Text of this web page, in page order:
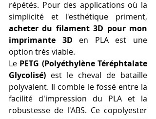
répétés. Pour des applications où la
acheter du filament 3D pour mon
imprimante 3D en PLA est une
option très viable.
Le PETG (Polyéthylène Téréphtalate
Glycolisé) est le cheval de bataille
polyvalent. Il comble le fossé entre la
facilité d'impression du PLA et la
robustesse de l'ABS. Ce copolyester